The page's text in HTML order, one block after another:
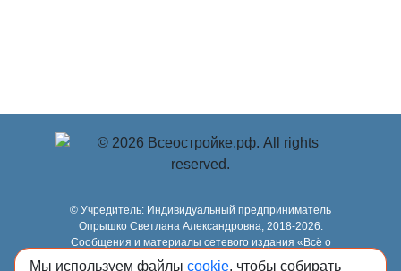
© Учредитель: Индивидуальный предприниматель
Опрышко Светлана Александровна, 2018-2026.
Сообщения и материалы сетевого издания «Всё о
стройке» (зарегистрировано Федеральной службой по
Мы используем файлы cookie, чтобы собирать